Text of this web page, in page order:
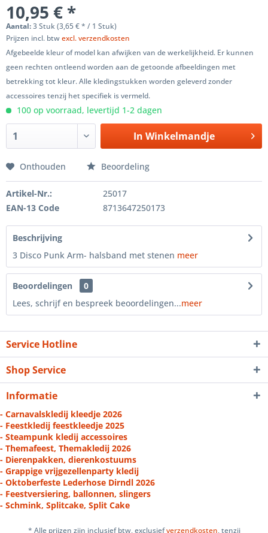
10,95 € *
Aantal:3 Stuk (3,65 € * / 1 Stuk)
Prijzen incl. btwexcl. verzendkosten
Afgebeelde kleur of model kan afwijken van de werkelijkheid. Er kunnen
geen rechten ontleend worden aan de getoonde afbeeldingen met
betrekking tot kleur. Alle kledingstukken worden geleverd zonder
accessoires tenzij het specifiek is vermeld.
100 op voorraad, levertijd 1-2 dagen
In Winkelmandje
Onthouden Beoordeling
Artikel-Nr.:
25017
EAN-13 Code
8713647250173
Beschrijving
3 Disco Punk Arm- halsband met stenen meer
Beoordelingen
0
Lees, schrijf en bespreek beoordelingen...meer
Service Hotline
Shop Service
Informatie
- Carnavalskledij kleedje 2026
- Feestkledij feestkleedje 2025
- Steampunk kledij accessoires
- Themafeest, Themakledij 2026
- Dierenpakken, dierenkostuums
- Grappige vrijgezellenparty kledij
- Oktoberfeste Lederhose Dirndl 2026
- Feestversiering, ballonnen, slingers
- Schmink, Splitcake, Split Cake
* Alle prijzen zijn inclusief btw, exclusiefverzendkosten, tenzij